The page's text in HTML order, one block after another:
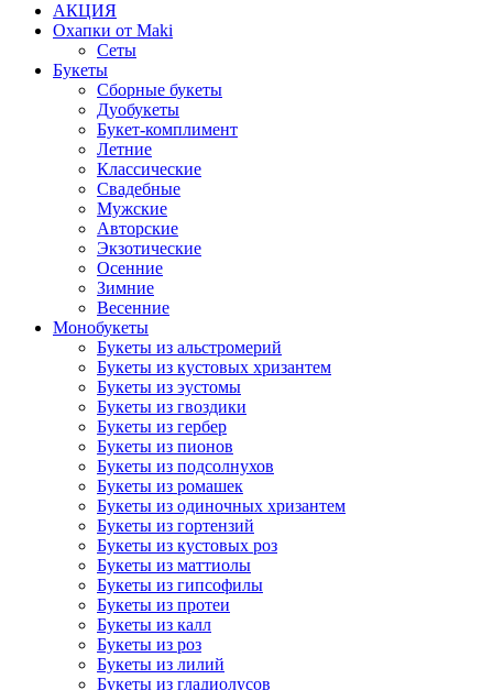
АКЦИЯ
Охапки от Maki
Сеты
Букеты
Сборные букеты
Дуобукеты
Букет-комплимент
Летние
Классические
Свадебные
Мужские
Авторские
Экзотические
Осенние
Зимние
Весенние
Монобукеты
Букеты из альстромерий
Букеты из кустовых хризантем
Букеты из эустомы
Букеты из гвоздики
Букеты из гербер
Букеты из пионов
Букеты из подсолнухов
Букеты из ромашек
Букеты из одиночных хризантем
Букеты из гортензий
Букеты из кустовых роз
Букеты из маттиолы
Букеты из гипсофилы
Букеты из протеи
Букеты из калл
Букеты из роз
Букеты из лилий
Букеты из гладиолусов